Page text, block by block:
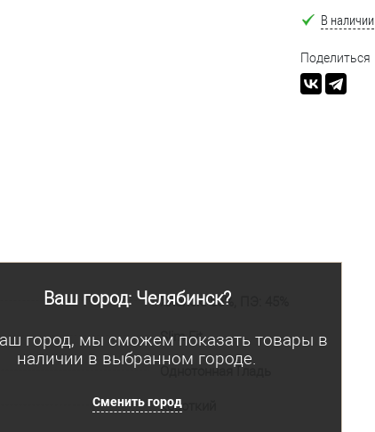
Ваш город: Челябинск?
город, мы сможем показать товары в
наличии в выбранном городе.
Сменить город
В наличии
Поделиться
Хлопок: 55%, ПЭ: 45%
Slim Fit
Однотонная Гладь
короткий